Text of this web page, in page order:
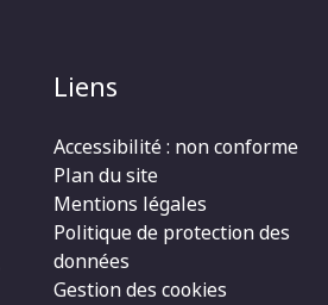
Liens
Accessibilité : non conforme
Plan du site
Mentions légales
Politique de protection des
données
Gestion des cookies